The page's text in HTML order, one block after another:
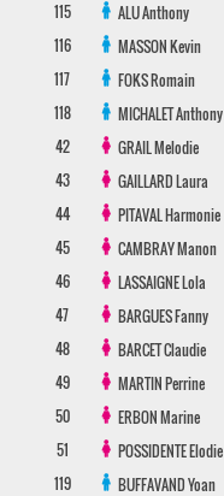
115
ALUAnthony
116
MASSONKevin
117
FOKSRomain
118
MICHALETAnthony
42
GRAILMelodie
43
GAILLARDLaura
44
PITAVALHarmonie
45
CAMBRAYManon
46
LASSAIGNELola
47
BARGUESFanny
48
BARCETClaudie
49
MARTINPerrine
50
ERBONMarine
51
POSSIDENTEElodie
119
BUFFAVANDYoan